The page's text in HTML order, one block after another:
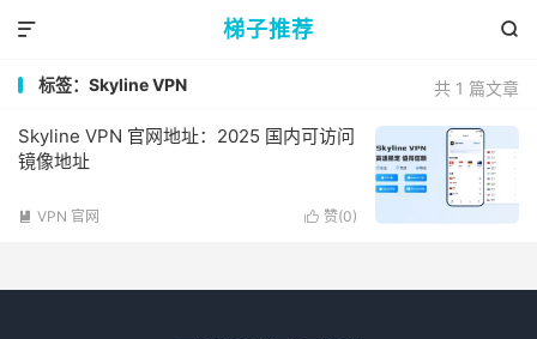
梯子推荐 

共 1 篇文章
标签：Skyline VPN
Skyline VPN 官网地址：2025 国内可访问
镜像地址
 赞(0)
 VPN 官网